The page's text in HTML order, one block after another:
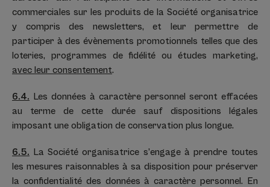
commerciales sur les produits de la Société organisatrice
y compris des newsletters, et leur permettre de
participer à des évènements promotionnels telles que des
loteries, programmes de fidélité ou études marketing,
avec leur consentement.
6.4. Les données à caractère personnel seront effacées
au terme de cette durée sauf dispositions légales
imposant une obligation de conservation plus longue.
6.5. La Société organisatrice s’engage à prendre toutes
les mesures raisonnables à sa disposition pour préserver
la confidentialité des données à caractère personnel. En